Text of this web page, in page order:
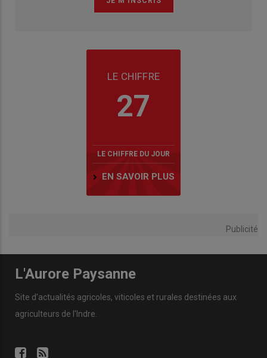
LE CHIFFRE
27
LE CHIFFRE DU JOUR
EN SAVOIR PLUS
Publicité
L'Aurore Paysanne
Site d'actualités agricoles, viticoles et rurales destinées aux
agriculteurs de l'Indre.